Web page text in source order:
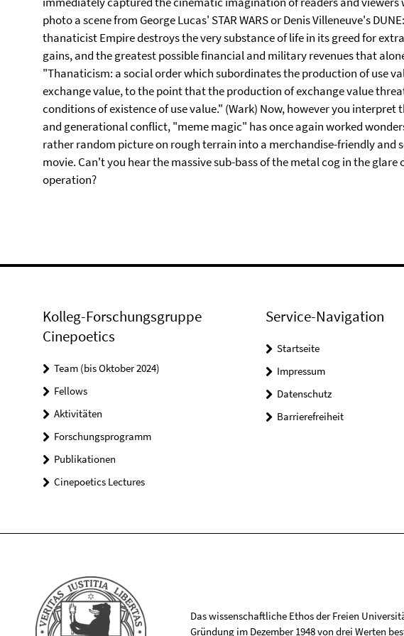
photo a scene from George Lucas' STAR WARS or Denis Villeneuve's
thanaticist Empire destroys the very substance of life in its greed for
gains, and the greatest possible financial and military revenues that
"Thanaticism: a social order which subordinates the production of use
exchange value, to the point that the production of exchange value
conditions of existence of use value." (Wark) Now, however you interpret
and generational conflict, "meme magic" has once again worked
rather random picture on rough terrain into a merchandise-friendly and
movie. Can't you hear the massive sub-bass of the metal cog in the
operation?
Kolleg-Forschungsgruppe
Cinepoetics
Team (bis Oktober 2024)
Fellows
Aktivitäten
Forschungsprogramm
Publikationen
Cinepoetics Lectures
Service-Navigation
Startseite
Impressum
Datenschutz
Barrierefreiheit
Das wissenschaftliche Ethos der Freien
Gründung im Dezember 1948 von drei Werten